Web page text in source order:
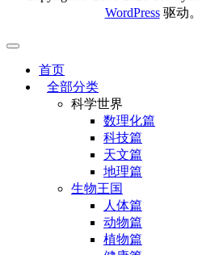
WordPress驱动。
首页
全部分类
科学世界
数理化篇
科技篇
天文篇
地理篇
生物王国
人体篇
动物篇
植物篇